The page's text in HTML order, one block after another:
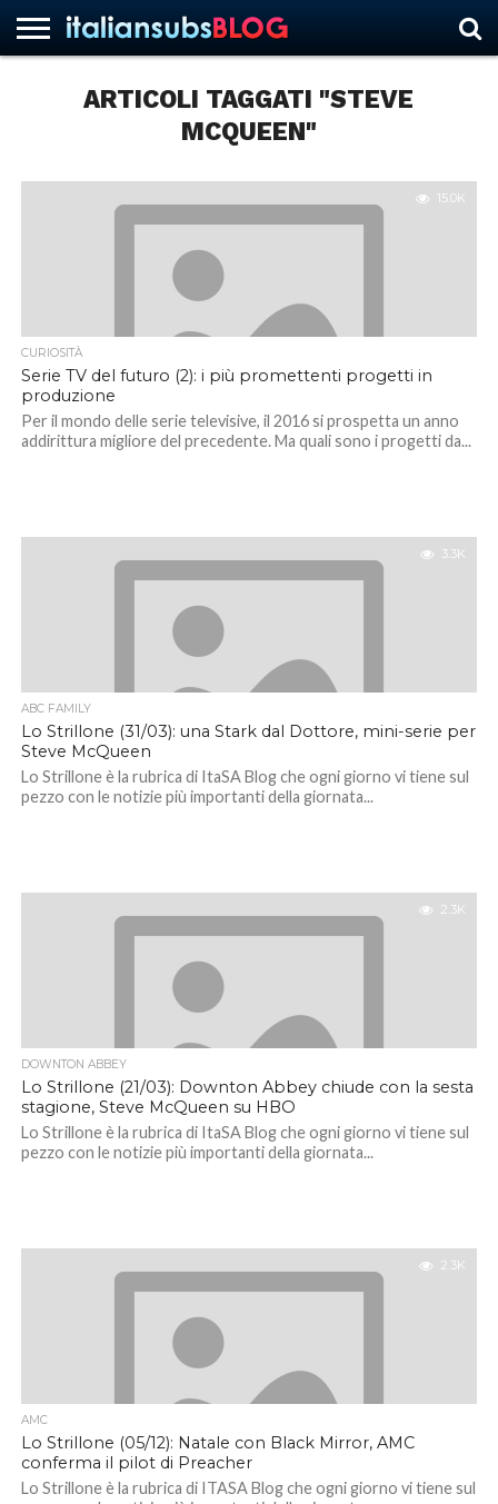
ARTICOLI TAGGATI "STEVE
MCQUEEN"
15.0K
CURIOSITÀ
Serie TV del futuro (2): i più promettenti progetti in
produzione
Per il mondo delle serie televisive, il 2016 si prospetta un anno
addirittura migliore del precedente. Ma quali sono i progetti da...
3.3K
ABC FAMILY
Lo Strillone (31/03): una Stark dal Dottore, mini-serie per
Steve McQueen
Lo Strillone è la rubrica di ItaSA Blog che ogni giorno vi tiene sul
pezzo con le notizie più importanti della giornata...
2.3K
DOWNTON ABBEY
Lo Strillone (21/03): Downton Abbey chiude con la sesta
stagione, Steve McQueen su HBO
Lo Strillone è la rubrica di ItaSA Blog che ogni giorno vi tiene sul
pezzo con le notizie più importanti della giornata...
2.3K
AMC
Lo Strillone (05/12): Natale con Black Mirror, AMC
conferma il pilot di Preacher
Lo Strillone è la rubrica di ITASA Blog che ogni giorno vi tiene sul